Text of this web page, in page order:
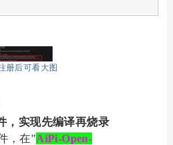
册后可看大图
，实现先编译再烧录
，在"AiPi-Open-